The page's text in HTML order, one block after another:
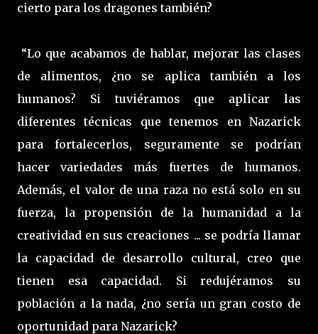
cierto para los dragones también?
“Lo que acabamos de hablar, mejorar las clases
de alimentos, ¿no se aplica también a los
humanos? Si tuviéramos que aplicar las
diferentes técnicas que tenemos en Nazarick
para fortalecerlos, seguramente se podrían
hacer variedades más fuertes de humanos.
Además, el valor de una raza no está solo en su
fuerza, la propensión de la humanidad a la
creatividad en sus creaciones ... se podría llamar
la capacidad de desarrollo cultural, creo que
tienen esa capacidad. Si redujéramos su
población a la nada, ¿no sería un gran costo de
oportunidad para Nazarick?